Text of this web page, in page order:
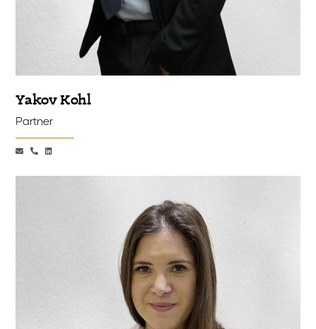
Yakov Kohl
Partner